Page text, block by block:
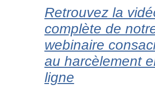
Retrouvez la
complète de
webinaire
au harcèlement
ligne